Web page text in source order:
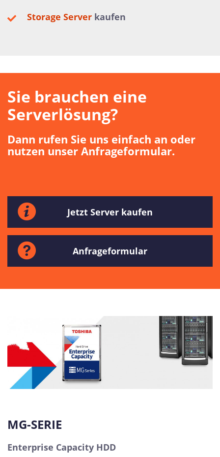
Storage Server kaufen
Sie brauchen eine
Serverlösung?
Dann rufen Sie uns einfach an oder
nutzen unser Anfrageformular.
Jetzt Server kaufen
Anfrageformular
MG-SERIE
Enterprise Capacity HDD